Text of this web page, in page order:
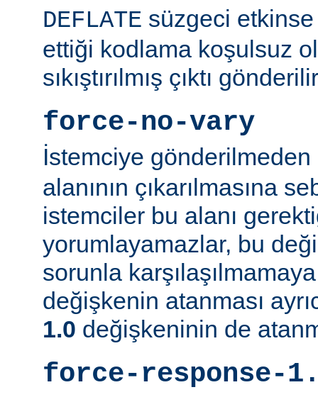
DEFLATE süzgeci etkinse
ettiği kodlama koşulsuz
sıkıştırılmış çıktı
force-no-vary
İstemciye
alanının çıkarılmasına
istemciler bu alanı
yorumlayamazlar, bu
sorunla karşılaşılmamaya
değişkenin atanması
1.0 değişkeninin de
force-response-